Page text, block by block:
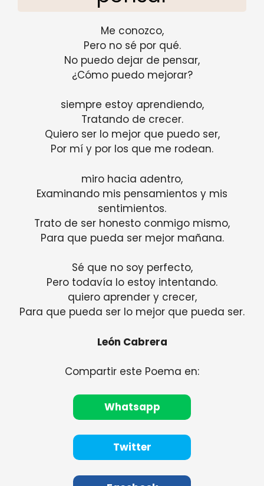
Me conozco,
Pero no sé por qué.
No puedo dejar de pensar,
¿Cómo puedo mejorar?
siempre estoy aprendiendo,
Tratando de crecer.
Quiero ser lo mejor que puedo ser,
Por mí y por los que me rodean.
miro hacia adentro,
Examinando mis pensamientos y mis
sentimientos.
Trato de ser honesto conmigo mismo,
Para que pueda ser mejor mañana.
Sé que no soy perfecto,
Pero todavía lo estoy intentando.
quiero aprender y crecer,
Para que pueda ser lo mejor que pueda ser.
León Cabrera
Compartir este Poema en:
Whatsapp
Twitter